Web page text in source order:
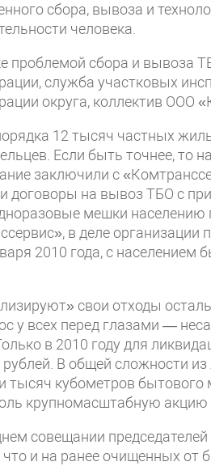
сбора, вывоза и
человека.
проблемой сбора и вывоза
служба участковых
округа, коллектив ООО
12 тысяч частных
Если быть точнее, то
заключили с
договоры на вывоз ТБО с
мешки
в деле организации
2010 года, с
свои отходы
у всех перед глазами —
в 2010 году для
В общей сложности
тысяч кубометров
крупномасштабную акцию
совещании
что и на ранее очищенных от